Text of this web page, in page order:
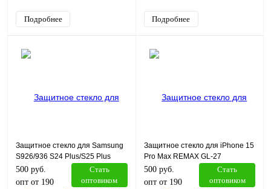
Подробнее Подробнее
Защитное стекло для Samsung
S926/936 S24 Plus/S25 Plus
REMAX GL-27
500 руб.
опт от 190
Стать
оптовиком
Защитное стекло для iPhone 15
Pro Max REMAX GL-27
АНТИШПИОН
500 руб.
опт от 190
Стать
оптовиком